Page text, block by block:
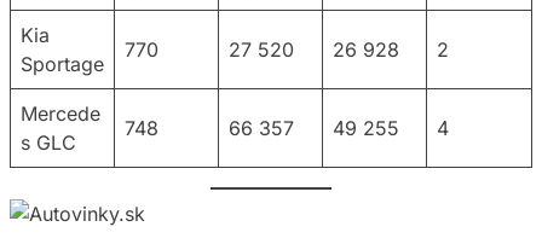
Kia
Sportage
770 27 520 26 928 2
Mercede
s GLC
748 66 357 49 255 4